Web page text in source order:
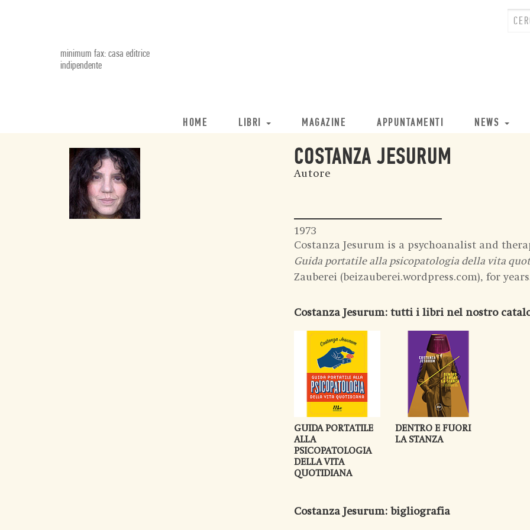
minimum fax: casa editrice
indipendente
HOME LIBRI MAGAZINE APPUNTAMENTI NEWS
COSTANZA JESURUM
Autore
1973
Costanza Jesurum is a psychoanalist and
Guida portatile alla psicopatologia della vita
Zauberei (beizauberei.wordpress.com), for
Costanza Jesurum: tutti i libri nel nostro
GUIDA PORTATILE
ALLA
PSICOPATOLOGIA
DELLA VITA
QUOTIDIANA
DENTRO E FUORI
LA STANZA
Costanza Jesurum: bigliografia